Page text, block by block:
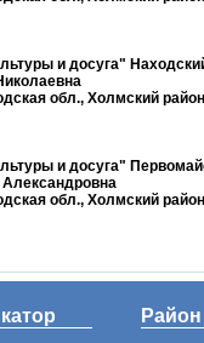
и досуга"
обл., Холмский
и досуга"
обл., Холмский
Район